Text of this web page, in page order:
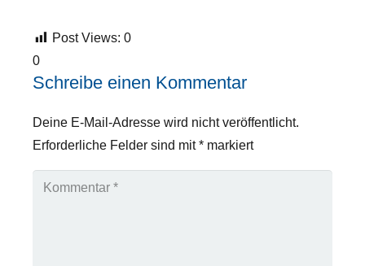
Post Views: 0
0
Schreibe einen Kommentar
Deine E-Mail-Adresse wird nicht veröffentlicht.
Erforderliche Felder sind mit* markiert